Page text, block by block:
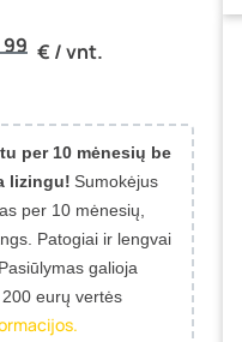
99 € / vnt.
per 10 mėnesių be
lizingu! Sumokėjus
per 10 mėnesių,
Patogiai ir lengvai
galioja
eurų vertės